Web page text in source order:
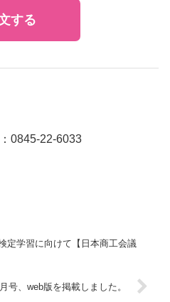
する
0845-22-6033
定学習に向けて【日本商工会議
号、web版を掲載しました。